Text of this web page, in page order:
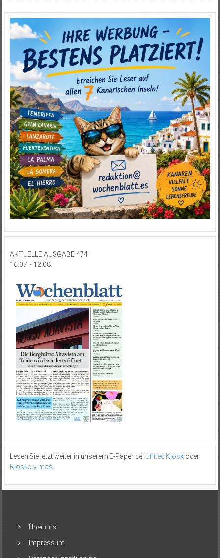
AKTUELLE AUSGABE 474
16.07. - 12.08.
Lesen Sie jetzt weiter in unserem E-Paper bei United Kioskoder
Kiosko y más
Über uns
Impressum